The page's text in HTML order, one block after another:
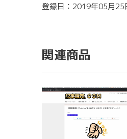
登録日：2019年05月25
関連商品